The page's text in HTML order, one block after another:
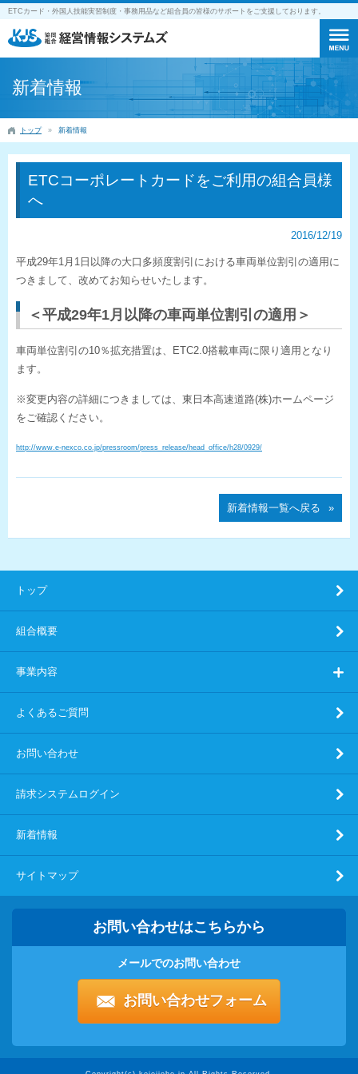
ETCカード・外国人技能実習制度・事務用品など組合員の皆様のサポートをご支援しております。
新着情報
トップ 新着情報
ETCコーポレートカードをご利用の組合員様
へ
2016/12/19
平成29年1月1日以降の大口多頻度割引における車両単位割引の適用に
つきまして、改めてお知らせいたします。
＜平成29年1月以降の車両単位割引の適用＞
車両単位割引の10％拡充措置は、ETC2.0搭載車両に限り適用となり
ます。
※変更内容の詳細につきましては、東日本高速道路(株)ホームページ
をご確認ください。
http://www.e-nexco.co.jp/pressroom/press_release/head_office/h28/0929/
新着情報一覧へ戻る
トップ
組合概要
事業内容
よくあるご質問
お問い合わせ
請求システムログイン
新着情報
サイトマップ
お問い合わせはこちらから
メールでのお問い合わせ
お問い合わせフォーム